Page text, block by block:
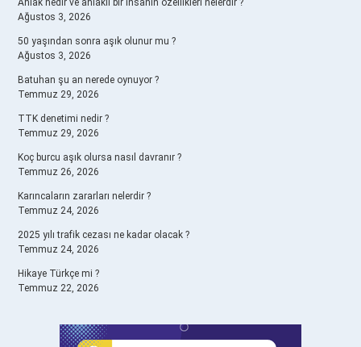
Ahlak nedir ve ahlaklı bir insanın özellikleri nelerdir ?
Ağustos 3, 2026
50 yaşından sonra aşık olunur mu ?
Ağustos 3, 2026
Batuhan şu an nerede oynuyor ?
Temmuz 29, 2026
TTK denetimi nedir ?
Temmuz 29, 2026
Koç burcu aşık olursa nasıl davranır ?
Temmuz 26, 2026
Karıncaların zararları nelerdir ?
Temmuz 24, 2026
2025 yılı trafik cezası ne kadar olacak ?
Temmuz 24, 2026
Hikaye Türkçe mi ?
Temmuz 22, 2026